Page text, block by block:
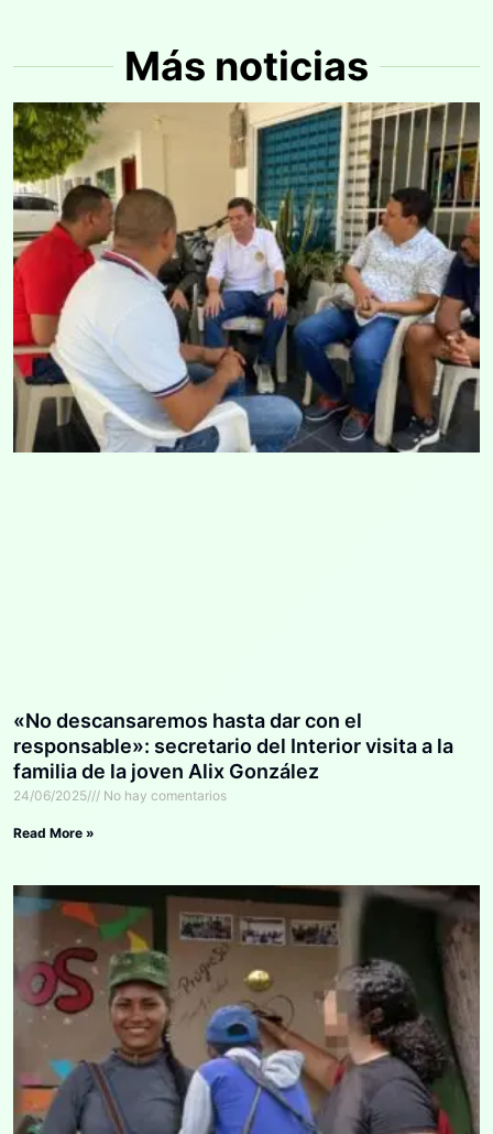
Más noticias
«No descansaremos hasta dar con el
responsable»: secretario del Interior visita a la
familia de la joven Alix González
24/06/2025 No hay comentarios
Read More »